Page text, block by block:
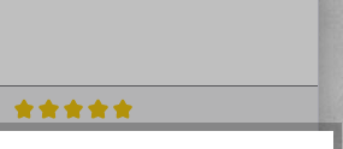
Valutazione media di 5 su 5 stelle